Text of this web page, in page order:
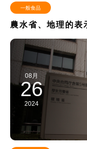
一般食品
農水省、地理的
08月
26
2024